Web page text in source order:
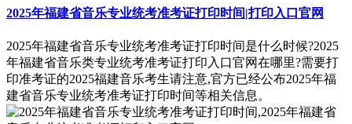
2025年福建省音乐专业统考准考证打印时间|打印入口官网
2025年福建省音乐专业统考准考证打印时间是什么时候?2025
年福建省音乐类专业统考准考证打印入口官网在哪里?需要打
印准考证的2025福建音乐考生请注意,官方已经公布2025年福
建省音乐专业统考准考证打印时间等相关信息。